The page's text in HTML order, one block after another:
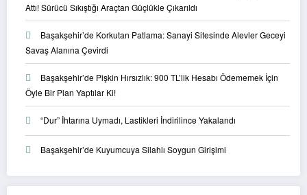
Attı! Sürücü Sıkıştığı Araçtan Güçlükle Çıkarıldı
Başakşehir’de Korkutan Patlama: Sanayi Sitesinde Alevler Geceyi
Savaş Alanına Çevirdi
Başakşehir’de Pişkin Hırsızlık: 900 TL’lik Hesabı Ödememek İçin
Öyle Bir Plan Yaptılar Ki!
“Dur” İhtarına Uymadı, Lastikleri İndirilince Yakalandı
Başakşehir’de Kuyumcuya Silahlı Soygun Girişimi